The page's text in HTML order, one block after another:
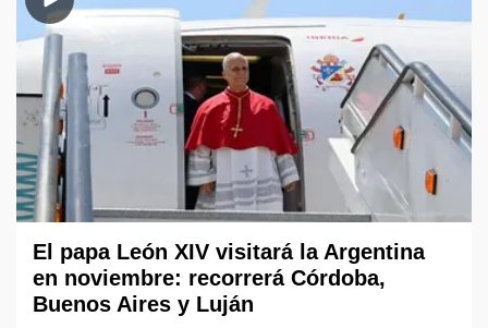
El papa León XIV visitará la Argentina
en noviembre: recorrerá Córdoba,
Buenos Aires y Luján